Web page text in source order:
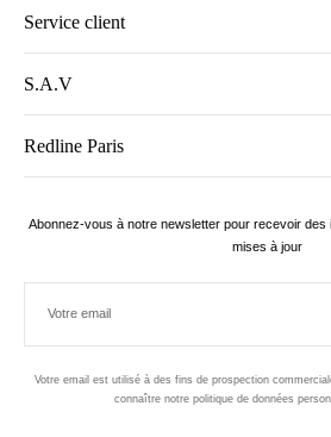
Service client
S.A.V
Redline Paris
Abonnez-vous à notre newsletter pour recevoir
mises à jour
Votre email
Votre email est utilisé à des fins de prospection
connaître notre politique de données